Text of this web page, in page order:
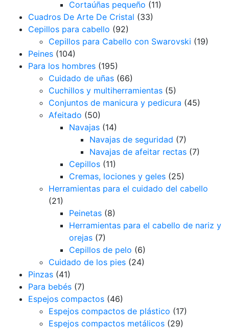
Cortaúñas pequeño (11)
Cuadros De Arte De Cristal (33)
Cepillos para cabello (92)
Cepillos para Cabello con Swarovski (19)
Peines (104)
Para los hombres (195)
Cuidado de uñas (66)
Cuchillos y multiherramientas (5)
Conjuntos de manicura y pedicura (45)
Afeitado (50)
Navajas (14)
Navajas de seguridad (7)
Navajas de afeitar rectas (7)
Cepillos (11)
Cremas, lociones y geles (25)
Herramientas para el cuidado del cabello
(21)
Peinetas (8)
Herramientas para el cabello de nariz y
orejas (7)
Cepillos de pelo (6)
Cuidado de los pies (24)
Pinzas (41)
Para bebés (7)
Espejos compactos (46)
Espejos compactos de plástico (17)
Espejos compactos metálicos (29)